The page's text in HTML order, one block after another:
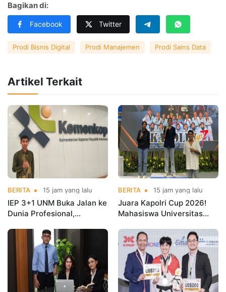
Bagikan di:
Facebook Twitter
Prodi Bisnis Digital Prodi Manajemen Prodi Sains Data
Artikel Terkait
BERITA 15 jam yang lalu
IEP 3+1 UNM Buka Jalan ke
Dunia Profesional,
Kementerian Koperasi
BERITA 15 jam yang lalu
Juara Kapolri Cup 2026!
Mahasiswa Universitas
Nama Kampus di Kejurnas
Taekwondo